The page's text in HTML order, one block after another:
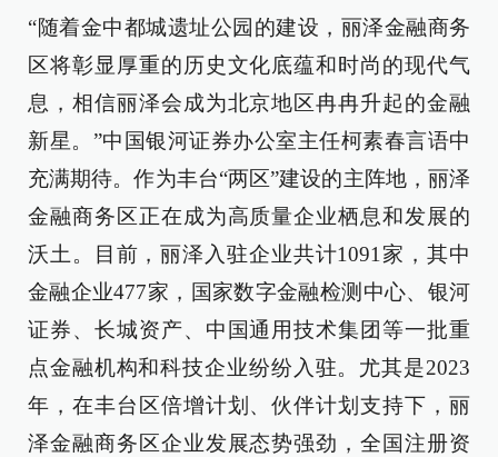
“随着金中都城遗址公园的建设，丽泽金融商务
区将彰显厚重的历史文化底蕴和时尚的现代气
息，相信丽泽会成为北京地区冉冉升起的金融
新星。”中国银河证券办公室主任柯素春言语中
充满期待。作为丰台“两区”建设的主阵地，丽泽
金融商务区正在成为高质量企业栖息和发展的
沃土。目前，丽泽入驻企业共计1091家，其中
金融企业477家，国家数字金融检测中心、银河
证券、长城资产、中国通用技术集团等一批重
点金融机构和科技企业纷纷入驻。尤其是2023
年，在丰台区倍增计划、伙伴计划支持下，丽
泽金融商务区企业发展态势强劲，全国注册资